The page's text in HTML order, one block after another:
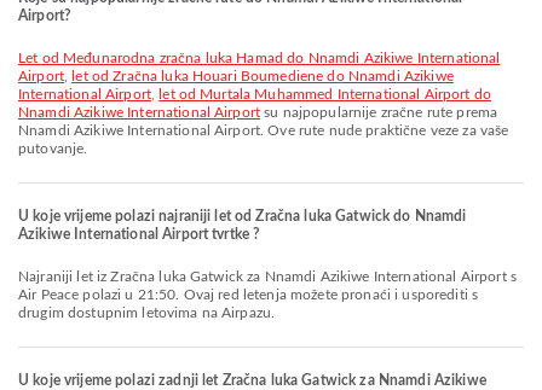
Airport?
let od Međunarodna zračna luka Hamad do Nnamdi Azikiwe International
Airport,
let od Zračna luka Houari Boumediene do Nnamdi Azikiwe
International Airport,
let od Murtala Muhammed International Airport do
Nnamdi Azikiwe International Airport su najpopularnije zračne rute prema
Nnamdi Azikiwe International Airport. Ove rute nude praktične veze za vaše
putovanje.
U koje vrijeme polazi najraniji let od Zračna luka Gatwick do Nnamdi
Azikiwe International Airport tvrtke ?
Najraniji let iz Zračna luka Gatwick za Nnamdi Azikiwe International Airport s
Air Peace polazi u 21:50. Ovaj red letenja možete pronaći i usporediti s
drugim dostupnim letovima na Airpazu.
U koje vrijeme polazi zadnji let Zračna luka Gatwick za Nnamdi Azikiwe